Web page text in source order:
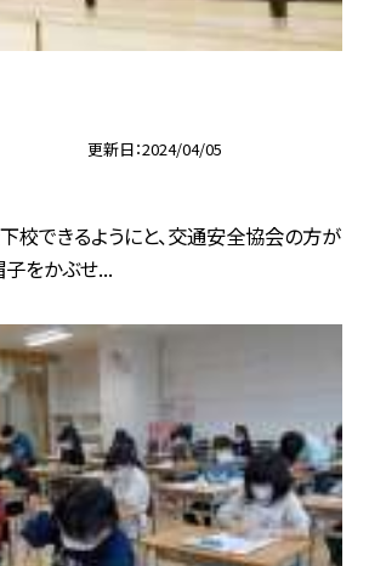
更新日 2024/04/05
校できるようにと、交通安全協会の方が
をかぶせ...